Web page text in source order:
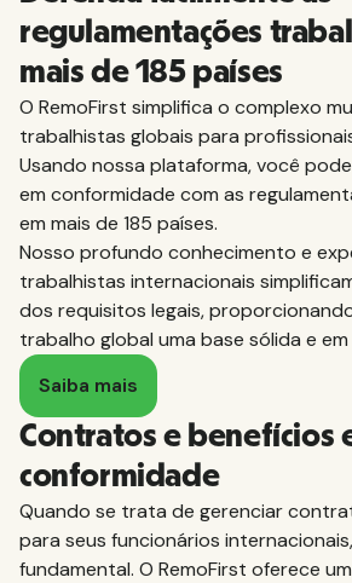
regulamentações
mais de 185 países
O RemoFirst simplifica o complexo
trabalhistas globais para
Usando nossa plataforma, você
em conformidade com as
em mais de 185 países.
Nosso profundo conhecimento e
trabalhistas internacionais
dos requisitos legais,
trabalho global uma base sólida e
Saiba mais
Contratos e benefícios
conformidade
Quando se trata de gerenciar
para seus funcionários
fundamental. O RemoFirst oferece